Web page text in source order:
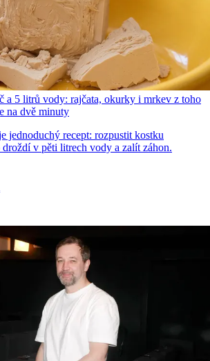
a 5 litrů vody: rajčata, okurky i mrkev z toho
na dvě minuty
jednoduchý recept: rozpustit kostku
droždí v pěti litrech vody a zalít záhon.